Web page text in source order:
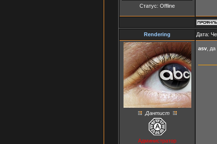
Статус: Offline
Rendering Дата:
Дантист
Администратор
asv ,